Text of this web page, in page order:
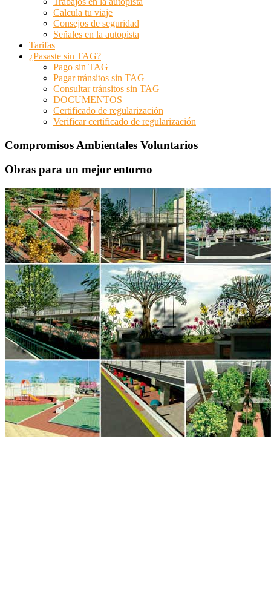
Calcula tu viaje
Consejos de seguridad
Señales en la autopista
Tarifas
¿Pasaste sin TAG?
Pago sin TAG
Pagar tránsitos sin TAG
Consultar tránsitos sin TAG
DOCUMENTOS
Certificado de regularización
Verificar certificado de regularización
Compromisos Ambientales Voluntarios
Obras para un mejor entorno